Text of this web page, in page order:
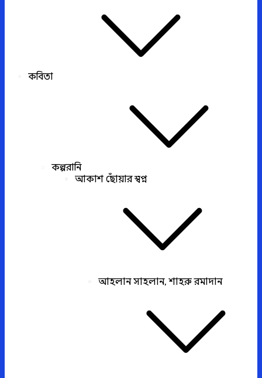
কবিতা
কল্পরানি
আকাশ ছোঁয়ার স্বপ্ন
আহলান সাহলান, শাহরু রমাদান